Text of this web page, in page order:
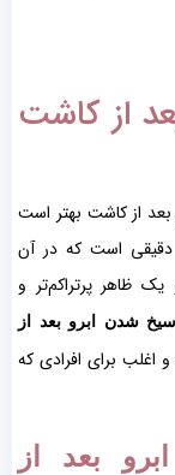
از کاشت
از کاشت بهتر است
دقیقی است که در آن
یک ظاهر پرتراکم‌تر و
شدن ابرو بعد از
اغلب برای افرادی که
بعد از